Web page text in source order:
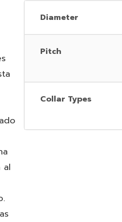
al
Diameter
Pitch
Collar Types